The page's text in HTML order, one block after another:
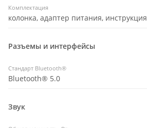
Комплектация
колонка, адаптер питания, инструкция
Разъемы и интерфейсы
Стандарт Bluetooth®
Bluetooth® 5.0
Звук